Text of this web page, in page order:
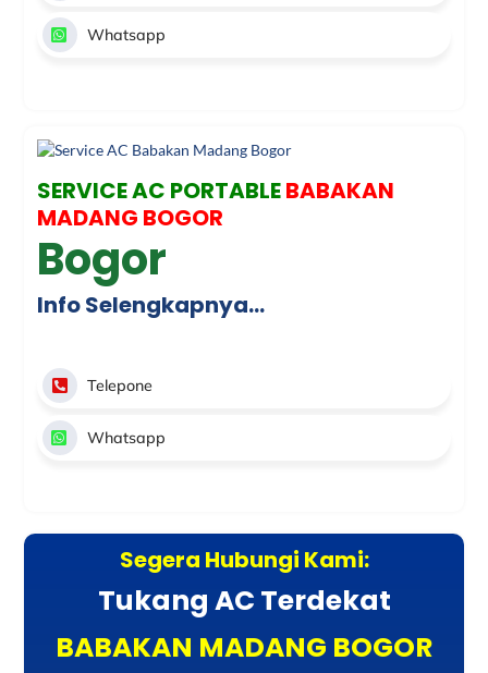
Whatsapp
SERVICE AC PORTABLEBABAKAN
MADANG BOGOR
Bogor
Info Selengkapnya…
Telepone
Whatsapp
Segera Hubungi Kami:
Tukang AC Terdekat
BABAKAN MADANG BOGOR